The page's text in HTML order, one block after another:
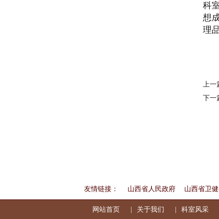
科
想
理
上一
下一
友情链接： 山西省人民政府 山西省卫
网站首页 关于我们 科室风采